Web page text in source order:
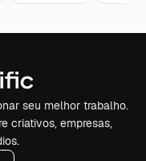
seu melhor trabalho.
criativos, empresas,